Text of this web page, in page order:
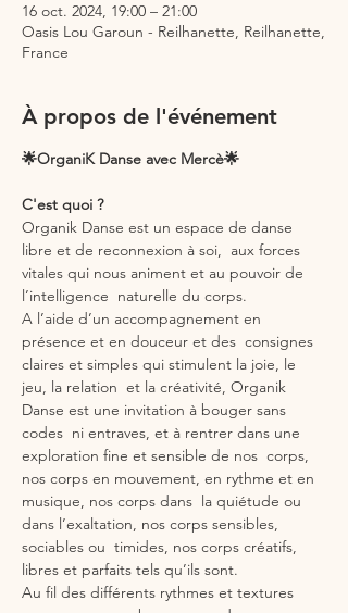
16 oct. 2024, 19:00 – 21:00
Oasis Lou Garoun - Reilhanette, Reilhanette,
France
À propos de l'événement
🌟OrganiK Danse avec Mercè🌟
C'est quoi ?
Organik Danse est un espace de danse
libre et de reconnexion à soi,  aux forces
vitales qui nous animent et au pouvoir de
l’intelligence  naturelle du corps.
A l’aide d’un accompagnement en
présence et en douceur et des  consignes
claires et simples qui stimulent la joie, le
jeu, la relation  et la créativité, Organik
Danse est une invitation à bouger sans
codes  ni entraves, et à rentrer dans une
exploration fine et sensible de nos  corps,
nos corps en mouvement, en rythme et en
musique, nos corps dans  la quiétude ou
dans l’exaltation, nos corps sensibles,
sociables ou  timides, nos corps créatifs,
libres et parfaits tels qu’ils sont.
Au fil des différents rythmes et textures